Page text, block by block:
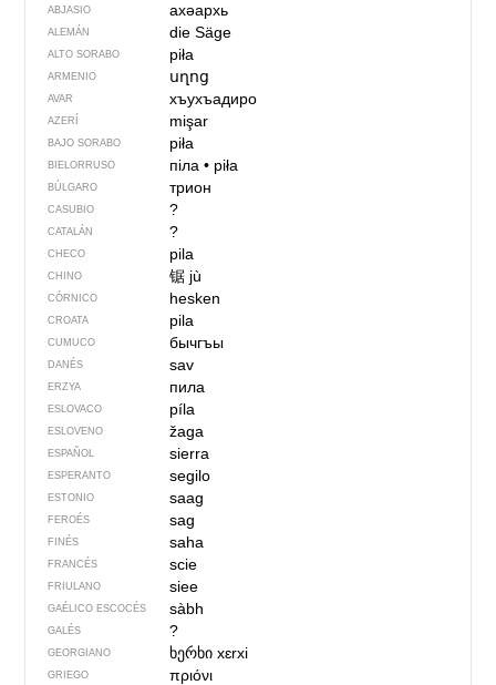
ABJASIO ахәархь
ALEMÁN die Säge
ALTO SORABO piła
ARMENIO սղոց
AVAR хъухъадиро
AZERÍ mişar
BAJO SORABO piła
BIELORRUSO піла• piła
BÚLGARO трион
CASUBIO ?
CATALÁN ?
CHECO pila
CHINO 锯 jù
CÓRNICO hesken
CROATA pila
CUMUCO бычгъы
DANÉS sav
ERZYA пила
ESLOVACO píla
ESLOVENO žaga
ESPAÑOL sierra
ESPERANTO segilo
ESTONIO saag
FEROÉS sag
FINÉS saha
FRANCÉS scie
FRIULANO siee
GAÉLICO ESCOCÉS sàbh
GALÉS ?
GEORGIANO ხერხიxɛrxi
GRIEGO πριόνι